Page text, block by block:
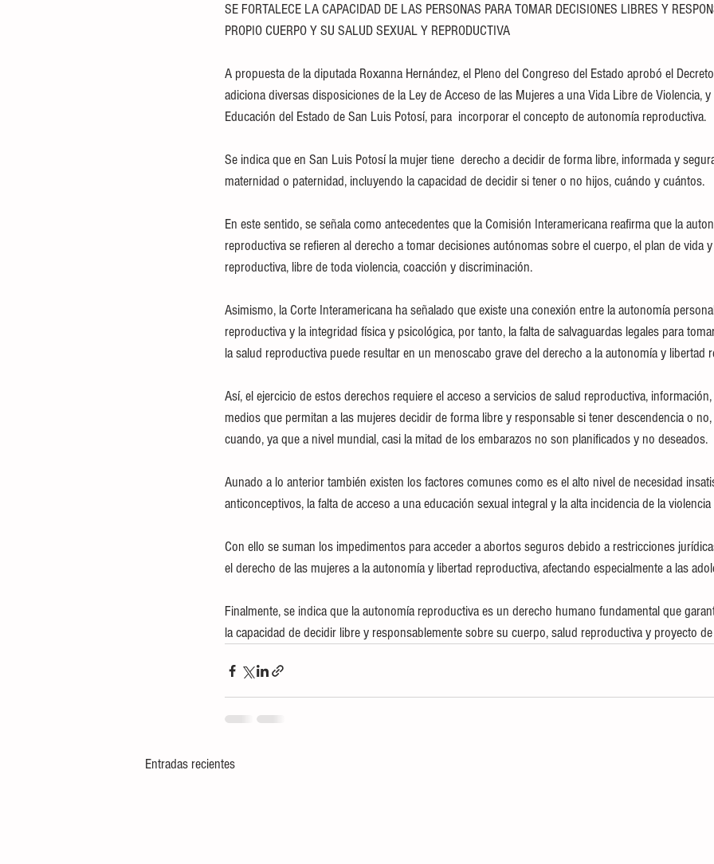
SE FORTALECE LA CAPACIDAD DE LAS PERSONAS PARA TOMAR DECISIONES LIBRES Y
PROPIO CUERPO Y SU SALUD SEXUAL Y REPRODUCTIVA
A propuesta de la diputada Roxanna Hernández, el Pleno del Congreso del Estado aprobó el
adiciona diversas disposiciones de la Ley de Acceso de las Mujeres a una Vida Libre de Violencia,
Educación del Estado de San Luis Potosí, para  incorporar el concepto de autonomía reproductiva.
Se indica que en San Luis Potosí la mujer tiene  derecho a decidir de forma libre, informada y
maternidad o paternidad, incluyendo la capacidad de decidir si tener o no hijos, cuándo y cuántos.
En este sentido, se señala como antecedentes que la Comisión Interamericana reafirma que la
reproductiva se refieren al derecho a tomar decisiones autónomas sobre el cuerpo, el plan de vida
reproductiva, libre de toda violencia, coacción y discriminación.
Asimismo, la Corte Interamericana ha señalado que existe una conexión entre la autonomía
reproductiva y la integridad física y psicológica, por tanto, la falta de salvaguardas legales para
la salud reproductiva puede resultar en un menoscabo grave del derecho a la autonomía y libertad
Así, el ejercicio de estos derechos requiere el acceso a servicios de salud reproductiva,
medios que permitan a las mujeres decidir de forma libre y responsable si tener descendencia o
cuando, ya que a nivel mundial, casi la mitad de los embarazos no son planificados y no deseados.
Aunado a lo anterior también existen los factores comunes como es el alto nivel de necesidad
anticonceptivos, la falta de acceso a una educación sexual integral y la alta incidencia de la violencia
Con ello se suman los impedimentos para acceder a abortos seguros debido a restricciones
el derecho de las mujeres a la autonomía y libertad reproductiva, afectando especialmente a las
Finalmente, se indica que la autonomía reproductiva es un derecho humano fundamental que
la capacidad de decidir libre y responsablemente sobre su cuerpo, salud reproductiva y proyecto
Entradas recientes